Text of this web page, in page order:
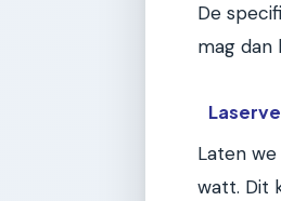
De
mag dan
Laten
watt. Dit